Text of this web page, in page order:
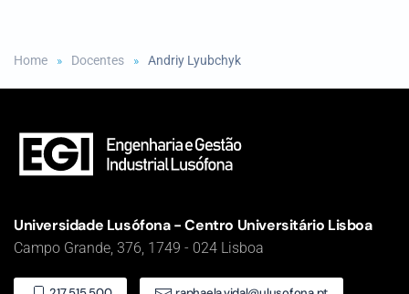
Home Docentes Andriy Lyubchyk
Universidade Lusófona - Centro Universitário Lisboa
Campo Grande, 376, 1749 - 024 Lisboa